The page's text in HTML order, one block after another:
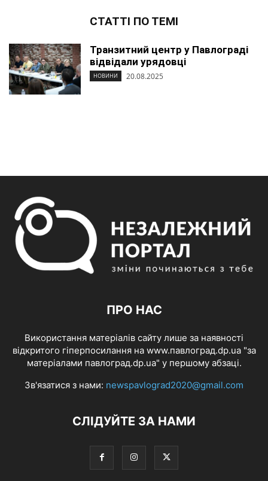
СТАТТІ ПО ТЕМІ
Транзитний центр у Павлограді
відвідали урядовці
НОВИНИ 20.08.2025
ПРО НАС
Використання матеріалів сайту лише за наявності
відкритого гіперпосилання на www.павлоград.dp.ua "за
матеріалами павлоград.dp.ua" у першому абзаці.
Зв'язатися з нами: newspavlograd2020@gmail.com
СЛІДУЙТЕ ЗА НАМИ